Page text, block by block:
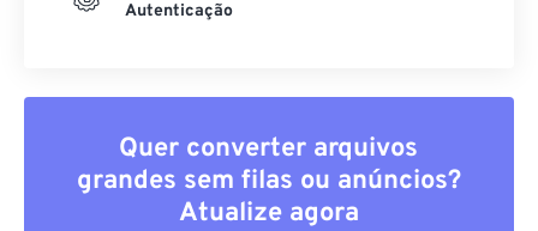
Autenticação
Quer converter arquivos
grandes sem filas ou anúncios?
Atualize agora